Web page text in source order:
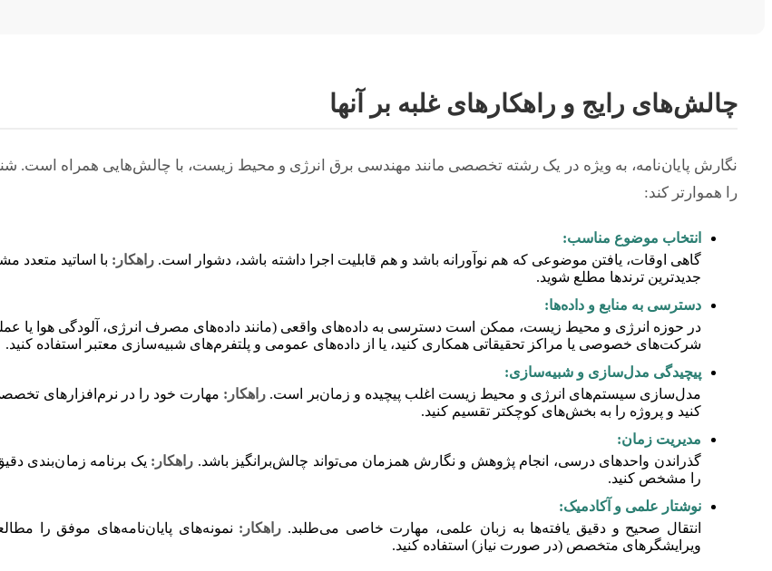
چالش‌های رایج و راهکارهای غلبه بر آنها
نگارش پایان‌نامه، به ویژه در یک رشته تخصصی مانند مهندسی برق انرژی و محیط زیست، با چالش‌هایی همراه است.
را هموارتر کند:
انتخاب موضوع مناسب:
گاهی اوقات، یافتن موضوعی که هم نوآورانه باشد و هم قابلیت اجرا داشته باشد، دشوار است. راهکار: با اساتید متعدد
جدیدترین ترندها مطلع شوید.
دسترسی به منابع و داده‌ها:
در حوزه انرژی و محیط زیست، ممکن است دسترسی به داده‌های واقعی (مانند داده‌های مصرف انرژی، آلودگی هوا یا
شرکت‌های خصوصی یا مراکز تحقیقاتی همکاری کنید، یا از داده‌های عمومی و پلتفرم‌های شبیه‌سازی معتبر استفاده کنید.
پیچیدگی مدل‌سازی و شبیه‌سازی:
مدل‌سازی سیستم‌های انرژی و محیط زیست اغلب پیچیده و زمان‌بر است. راهکار: مهارت خود را در نرم‌افزارهای
کنید و پروژه را به بخش‌های کوچکتر تقسیم کنید.
مدیریت زمان:
گذراندن واحدهای درسی، انجام پژوهش و نگارش همزمان می‌تواند چالش‌برانگیز باشد. راهکار: یک برنامه زمان‌بندی
را مشخص کنید.
نوشتار علمی و آکادمیک:
انتقال صحیح و دقیق یافته‌ها به زبان علمی، مهارت خاصی می‌طلبد. راهکار: نمونه‌های پایان‌نامه‌های موفق را
ویرایشگرهای متخصص (در صورت نیاز) استفاده کنید.